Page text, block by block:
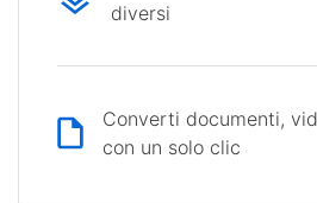
diversi
Converti documenti,
con un solo clic